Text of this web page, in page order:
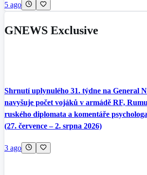
5 ago
GNEWS Exclusive
Shrnutí uplynulého 31. týdne na General
navyšuje počet vojáků v armádě RF,
ruského diplomata a komentáře
(27. července – 2. srpna 2026)
3 ago